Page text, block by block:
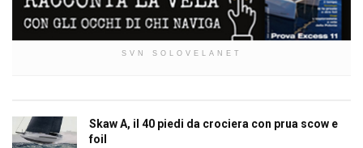
SVN SOLOVELANET
Skaw A, il 40 piedi da crociera con prua scow e
foil